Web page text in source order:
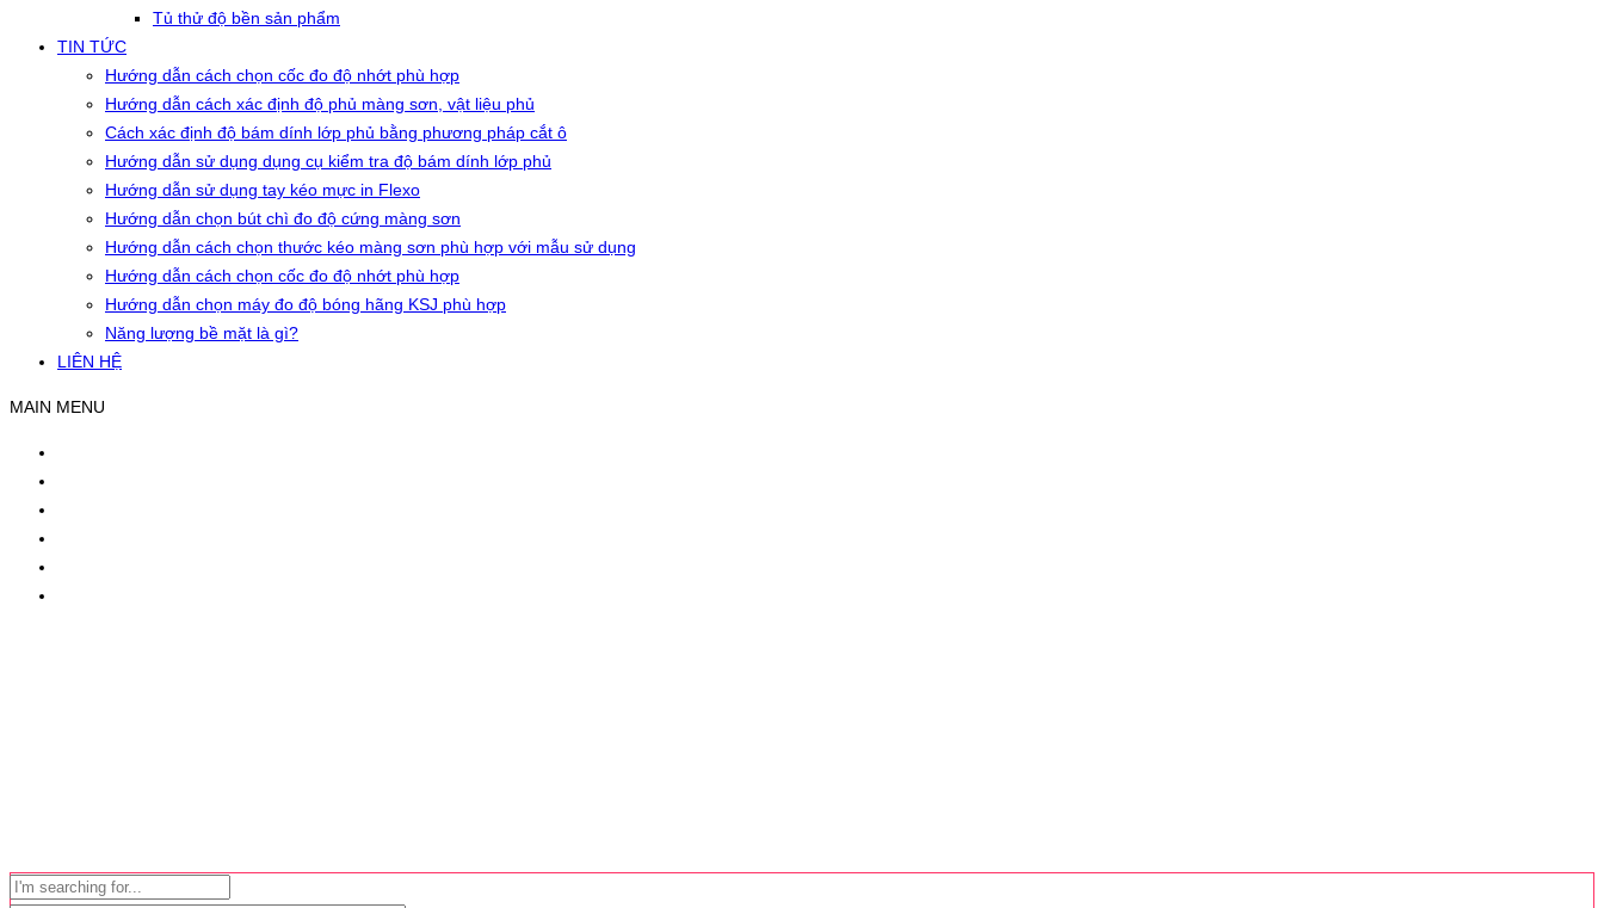
Tủ thử độ bền sản phẩm
TIN TỨC
Hướng dẫn cách chọn cốc đo độ nhớt phù hợp
Hướng dẫn cách xác định độ phủ màng sơn, vật liệu phủ
Cách xác định độ bám dính lớp phủ bằng phương pháp cắt ô
Hướng dẫn sử dụng dụng cụ kiểm tra độ bám dính lớp phủ
Hướng dẫn sử dụng tay kéo mực in Flexo
Hướng dẫn chọn bút chì đo độ cứng màng sơn
Hướng dẫn cách chọn thước kéo màng sơn phù hợp với mẫu sử dụng
Hướng dẫn cách chọn cốc đo độ nhớt phù hợp
Hướng dẫn chọn máy đo độ bóng hãng KSJ phù hợp
Năng lượng bề mặt là gì?
LIÊN HỆ
MAIN MENU